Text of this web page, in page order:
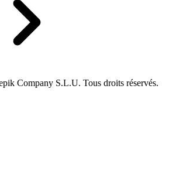
Company S.L.U. Tous droits réservés.